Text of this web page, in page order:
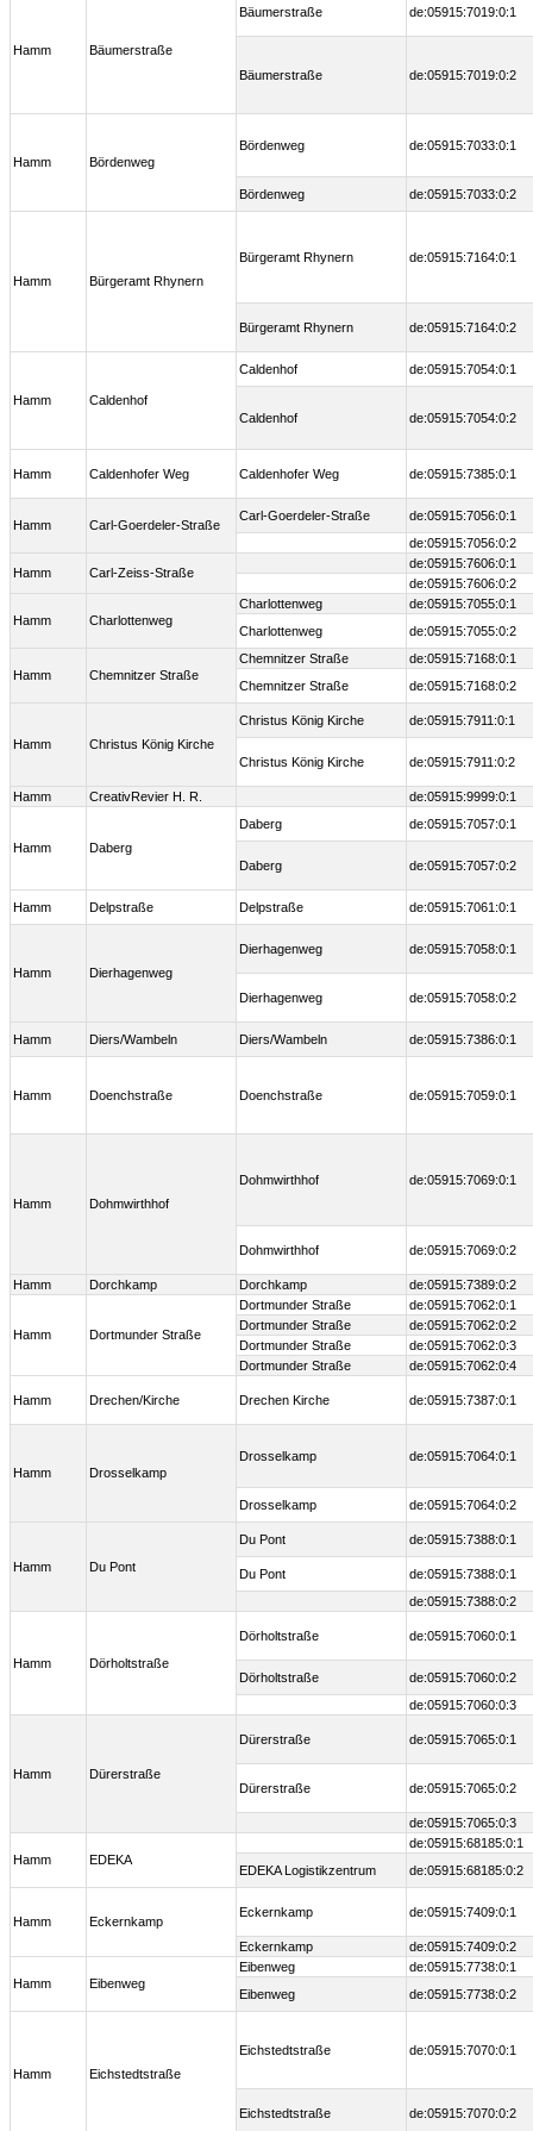
Hamm Bäumerstraße
Bäumerstraße de:05915:7019:0:1
Bäumerstraße de:05915:7019:0:2
Hamm Bördenweg
Bördenweg de:05915:7033:0:1
Bördenweg de:05915:7033:0:2
Hamm Bürgeramt Rhynern
Bürgeramt Rhynern de:05915:7164:0:1
Bürgeramt Rhynern de:05915:7164:0:2
Hamm Caldenhof
Caldenhof de:05915:7054:0:1
Caldenhof de:05915:7054:0:2
Hamm Caldenhofer Weg Caldenhofer Weg de:05915:7385:0:1
Hamm Carl-Goerdeler-Straße
Carl-Goerdeler-Straße
de:05915:7056:0:1
de:05915:7056:0:2
Hamm Carl-Zeiss-Straße
de:05915:7606:0:1
de:05915:7606:0:2
Hamm Charlottenweg
Charlottenweg
de:05915:7055:0:1
Charlottenweg
de:05915:7055:0:2
Hamm Chemnitzer Straße
Chemnitzer Straße
de:05915:7168:0:1
Chemnitzer Straße
de:05915:7168:0:2
Hamm Christus König Kirche
Christus König Kirche de:05915:7911:0:1
Christus König Kirche de:05915:7911:0:2
Hamm CreativRevier H. R. de:05915:9999:0:1
Hamm Daberg
Daberg de:05915:7057:0:1
Daberg de:05915:7057:0:2
Hamm Delpstraße Delpstraße de:05915:7061:0:1
Hamm Dierhagenweg
Dierhagenweg de:05915:7058:0:1
Dierhagenweg de:05915:7058:0:2
Hamm Diers/Wambeln Diers/Wambeln de:05915:7386:0:1
Hamm Doenchstraße Doenchstraße de:05915:7059:0:1
Hamm Dohmwirthhof
Dohmwirthhof de:05915:7069:0:1
Dohmwirthhof de:05915:7069:0:2
Hamm Dorchkamp Dorchkamp de:05915:7389:0:2
Hamm Dortmunder Straße
Dortmunder Straße
de:05915:7062:0:1
Dortmunder Straße
de:05915:7062:0:2
Dortmunder Straße
de:05915:7062:0:3
Dortmunder Straße
de:05915:7062:0:4
Hamm Drechen/Kirche Drechen Kirche de:05915:7387:0:1
Hamm Drosselkamp
Drosselkamp de:05915:7064:0:1
Drosselkamp de:05915:7064:0:2
Hamm Du Pont
Du Pont de:05915:7388:0:1
Du Pont
de:05915:7388:0:1
de:05915:7388:0:2
Hamm Dörholtstraße
Dörholtstraße de:05915:7060:0:1
Dörholtstraße
de:05915:7060:0:2
de:05915:7060:0:3
Hamm Dürerstraße
Dürerstraße de:05915:7065:0:1
Dürerstraße de:05915:7065:0:2
de:05915:7065:0:3
Hamm EDEKA
de:05915:68185:0:1
EDEKA Logistikzentrum
de:05915:68185:0:2
Hamm Eckernkamp
Eckernkamp de:05915:7409:0:1
Eckernkamp de:05915:7409:0:2
Hamm Eibenweg
Eibenweg
de:05915:7738:0:1
Eibenweg
de:05915:7738:0:2
Hamm Eichstedtstraße
Eichstedtstraße de:05915:7070:0:1
Eichstedtstraße de:05915:7070:0:2